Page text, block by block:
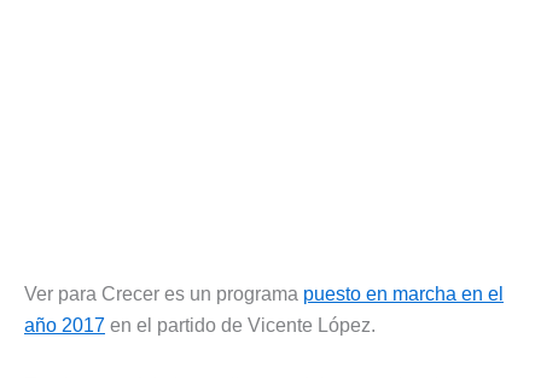
Ver para Crecer es un programa puesto en marcha en el
año 2017 en el partido de Vicente López.